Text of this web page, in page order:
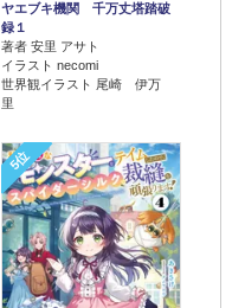
ヤエブキ機関 千万丈塔踏破
録１
著者 安里 アサト
イラスト necomi
世界観イラスト 尾崎 伊万
里
5位